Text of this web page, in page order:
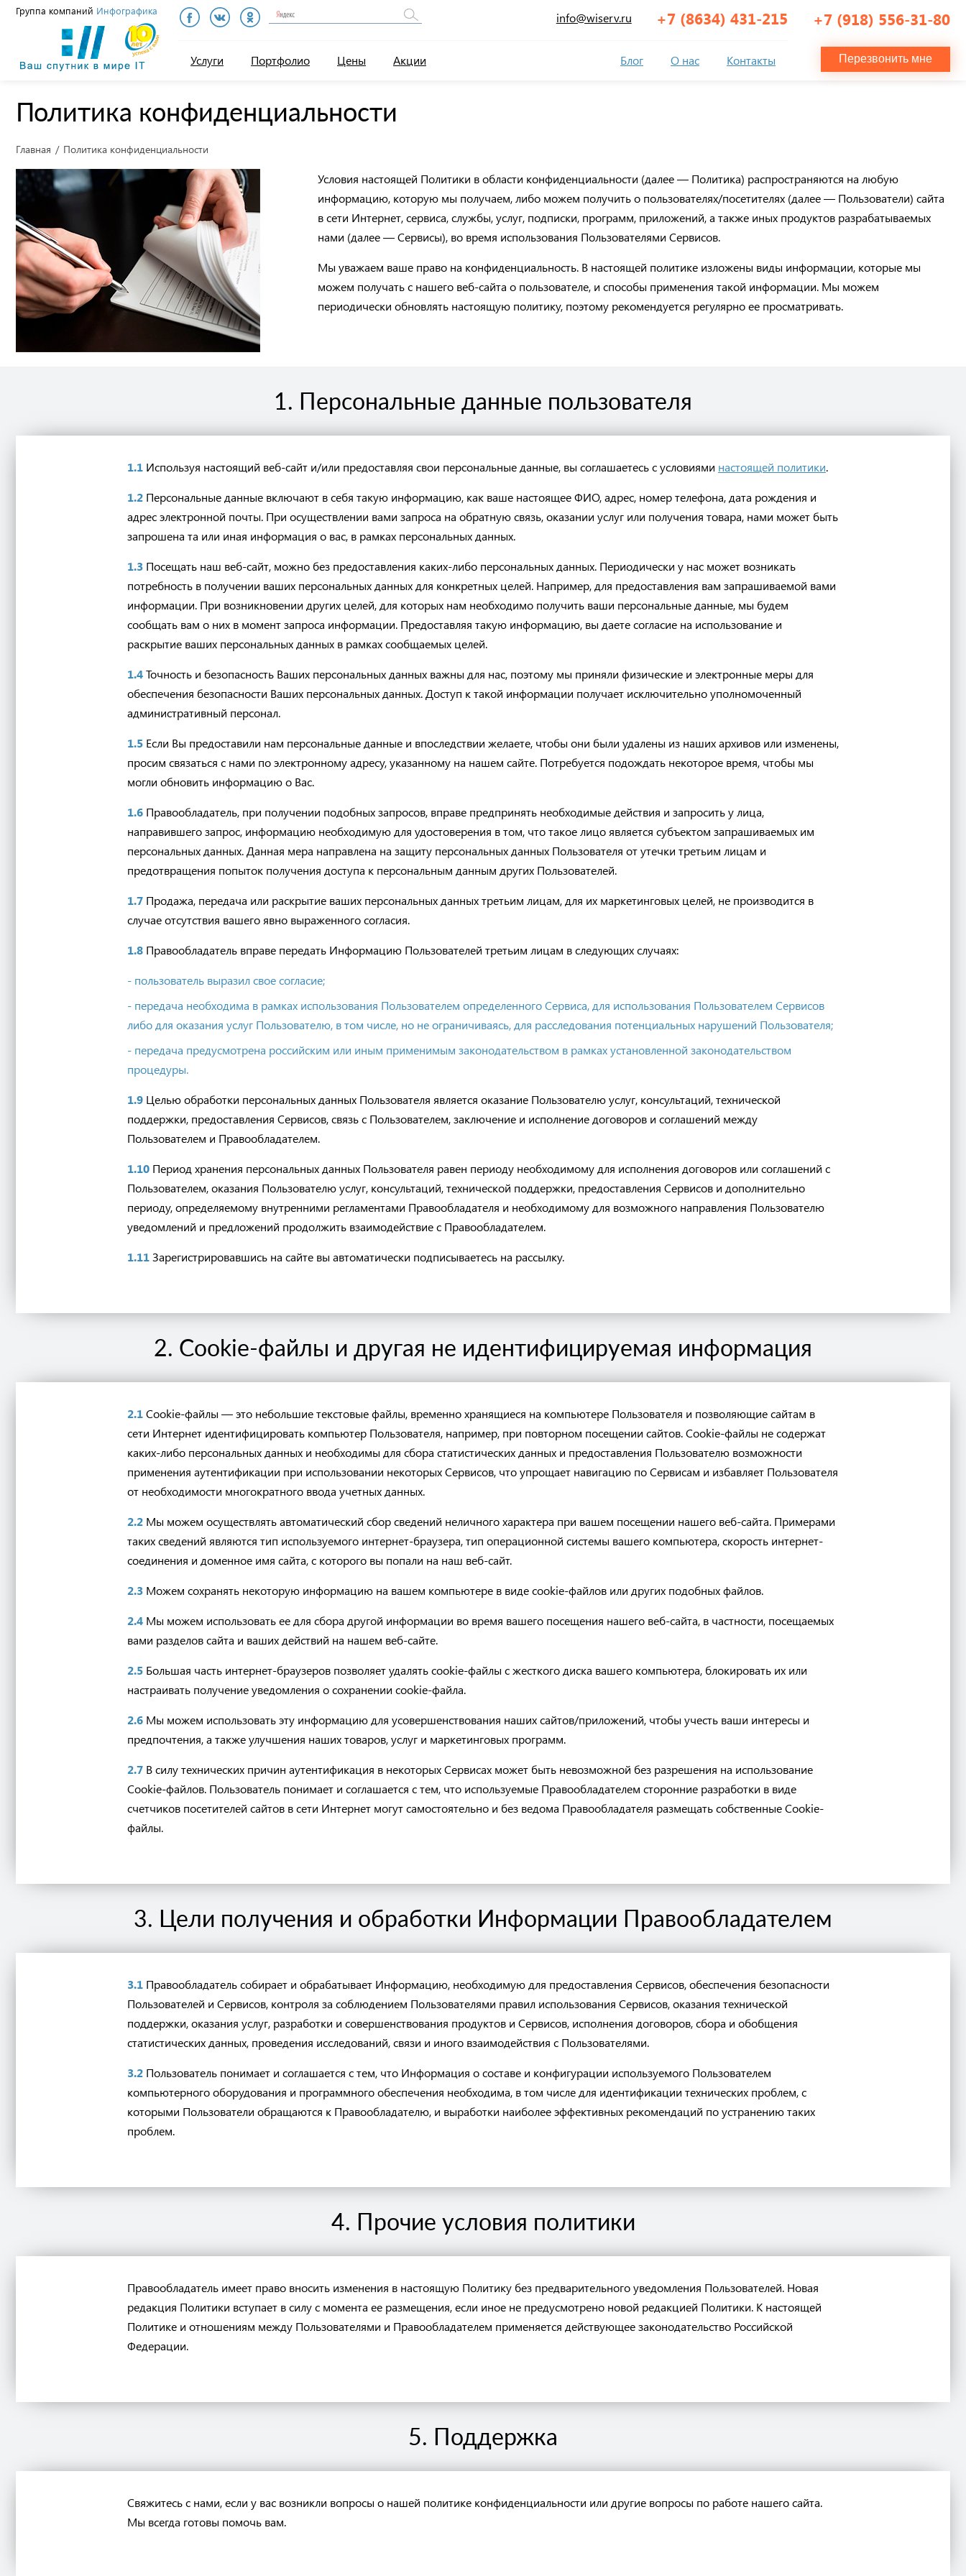
Группа компаний Инфографика
Инфографика
info@wiserv.ru +7 (8634) 431-215
Услуги Портфолио Цены Акции Блог О нас Контакты
+7 (918) 556-31-80
Перезвонить мне
Политика конфиденциальности
Главная Политика конфиденциальности
Условия настоящей Политики в области конфиденциальности (далее — Политика) распространяются на любую
информацию, которую мы получаем, либо можем получить о пользователях/посетителях (далее — Пользователи) сайта
в сети Интернет, сервиса, службы, услуг, подписки, программ, приложений, а также иных продуктов разрабатываемых
нами (далее — Сервисы), во время использования Пользователями Сервисов.
Мы уважаем ваше право на конфиденциальность. В настоящей политике изложены виды информации, которые мы
можем получать с нашего веб-сайта о пользователе, и способы применения такой информации. Мы можем
периодически обновлять настоящую политику, поэтому рекомендуется регулярно ее просматривать.
1. Персональные данные пользователя
1.1 Используя настоящий веб-сайт и/или предоставляя свои персональные данные, вы соглашаетесь с условиями настоящей политики.
1.2 Персональные данные включают в себя такую информацию, как ваше настоящее ФИО, адрес, номер телефона, дата рождения и
адрес электронной почты. При осуществлении вами запроса на обратную связь, оказании услуг или получения товара, нами может быть
запрошена та или иная информация о вас, в рамках персональных данных.
1.3 Посещать наш веб-сайт, можно без предоставления каких-либо персональных данных. Периодически у нас может возникать
потребность в получении ваших персональных данных для конкретных целей. Например, для предоставления вам запрашиваемой вами
информации. При возникновении других целей, для которых нам необходимо получить ваши персональные данные, мы будем
сообщать вам о них в момент запроса информации. Предоставляя такую информацию, вы даете согласие на использование и
раскрытие ваших персональных данных в рамках сообщаемых целей.
1.4Точность и безопасность Ваших персональных данных важны для нас, поэтому мы приняли физические и электронные меры для
обеспечения безопасности Ваших персональных данных. Доступ к такой информации получает исключительно уполномоченный
административный персонал.
1.5 Если Вы предоставили нам персональные данные и впоследствии желаете, чтобы они были удалены из наших архивов или изменены,
просим связаться с нами по электронному адресу, указанному на нашем сайте. Потребуется подождать некоторое время, чтобы мы
могли обновить информацию о Вас.
1.6 Правообладатель, при получении подобных запросов, вправе предпринять необходимые действия и запросить у лица,
направившего запрос, информацию необходимую для удостоверения в том, что такое лицо является субъектом запрашиваемых им
персональных данных. Данная мера направлена на защиту персональных данных Пользователя от утечки третьим лицам и
предотвращения попыток получения доступа к персональным данным других Пользователей.
1.7 Продажа, передача или раскрытие ваших персональных данных третьим лицам, для их маркетинговых целей, не производится в
случае отсутствия вашего явно выраженного согласия.
1.8 Правообладатель вправе передать Информацию Пользователей третьим лицам в следующих случаях:
- пользователь выразил свое согласие;
- передача необходима в рамках использования Пользователем определенного Сервиса, для использования Пользователем Сервисов
либо для оказания услуг Пользователю, в том числе, но не ограничиваясь, для расследования потенциальных нарушений Пользователя;
- передача предусмотрена российским или иным применимым законодательством в рамках установленной законодательством
процедуры.
1.9 Целью обработки персональных данных Пользователя является оказание Пользователю услуг, консультаций, технической
поддержки, предоставления Сервисов, связь с Пользователем, заключение и исполнение договоров и соглашений между
Пользователем и Правообладателем.
1.10 Период хранения персональных данных Пользователя равен периоду необходимому для исполнения договоров или соглашений с
Пользователем, оказания Пользователю услуг, консультаций, технической поддержки, предоставления Сервисов и дополнительно
периоду, определяемому внутренними регламентами Правообладателя и необходимому для возможного направления Пользователю
уведомлений и предложений продолжить взаимодействие с Правообладателем.
1.11Зарегистрировавшись на сайте вы автоматически подписываетесь на рассылку.
2. Cookie-файлы и другая не идентифицируемая информация
2.1Cookie-файлы — это небольшие текстовые файлы, временно хранящиеся на компьютере Пользователя и позволяющие сайтам в
сети Интернет идентифицировать компьютер Пользователя, например, при повторном посещении сайтов. Cookie-файлы не содержат
каких-либо персональных данных и необходимы для сбора статистических данных и предоставления Пользователю возможности
применения аутентификации при использовании некоторых Сервисов, что упрощает навигацию по Сервисам и избавляет Пользователя
от необходимости многократного ввода учетных данных.
2.2 Мы можем осуществлять автоматический сбор сведений неличного характера при вашем посещении нашего веб-сайта. Примерами
таких сведений являются тип используемого интернет-браузера, тип операционной системы вашего компьютера, скорость интернет-
соединения и доменное имя сайта, с которого вы попали на наш веб-сайт.
2.3 Можем сохранять некоторую информацию на вашем компьютере в виде cookie-файлов или других подобных файлов.
2.4 Мы можем использовать ее для сбора другой информации во время вашего посещения нашего веб-сайта, в частности, посещаемых
вами разделов сайта и ваших действий на нашем веб-сайте.
2.5 Большая часть интернет-браузеров позволяет удалять cookie-файлы с жесткого диска вашего компьютера, блокировать их или
настраивать получение уведомления о сохранении cookie-файла.
2.6 Мы можем использовать эту информацию для усовершенствования наших сайтов/приложений, чтобы учесть ваши интересы и
предпочтения, а также улучшения наших товаров, услуг и маркетинговых программ.
2.7 В силу технических причин аутентификация в некоторых Сервисах может быть невозможной без разрешения на использование
Cookie-файлов. Пользователь понимает и соглашается с тем, что используемые Правообладателем сторонние разработки в виде
счетчиков посетителей сайтов в сети Интернет могут самостоятельно и без ведома Правообладателя размещать собственные Cookie-
файлы.
3. Цели получения и обработки Информации Правообладателем
3.1 Правообладатель собирает и обрабатывает Информацию, необходимую для предоставления Сервисов, обеспечения безопасности
Пользователей и Сервисов, контроля за соблюдением Пользователями правил использования Сервисов, оказания технической
поддержки, оказания услуг, разработки и совершенствования продуктов и Сервисов, исполнения договоров, сбора и обобщения
статистических данных, проведения исследований, связи и иного взаимодействия с Пользователями.
3.2 Пользователь понимает и соглашается с тем, что Информация о составе и конфигурации используемого Пользователем
компьютерного оборудования и программного обеспечения необходима, в том числе для идентификации технических проблем, с
которыми Пользователи обращаются к Правообладателю, и выработки наиболее эффективных рекомендаций по устранению таких
проблем.
4. Прочие условия политики
Правообладатель имеет право вносить изменения в настоящую Политику без предварительного уведомления Пользователей. Новая
редакция Политики вступает в силу с момента ее размещения, если иное не предусмотрено новой редакцией Политики. К настоящей
Политике и отношениям между Пользователями и Правообладателем применяется действующее законодательство Российской
Федерации.
5. Поддержка
Свяжитесь с нами, если у вас возникли вопросы о нашей политике конфиденциальности или другие вопросы по работе нашего сайта.
Мы всегда готовы помочь вам.